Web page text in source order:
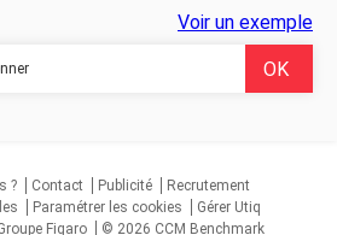
Voir un exemple
?
Contact Publicité
Recrutement
Paramétrer les cookies
Gérer Utiq
Figaro © 2026 CCM Benchmark